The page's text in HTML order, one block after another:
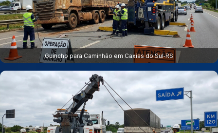
Guincho para Caminhão em Caxias do Sul‑RS